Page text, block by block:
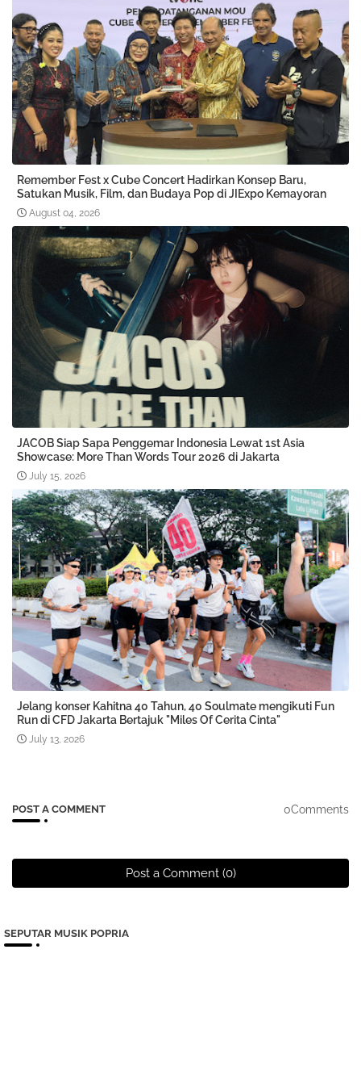
Remember Fest x Cube Concert Hadirkan Konsep Baru,
Satukan Musik, Film, dan Budaya Pop di JIExpo Kemayoran
August 04, 2026
JACOB Siap Sapa Penggemar Indonesia Lewat 1st Asia
Showcase: More Than Words Tour 2026 di Jakarta
July 15, 2026
Jelang konser Kahitna 40 Tahun, 40 Soulmate mengikuti Fun
Run di CFD Jakarta Bertajuk "Miles Of Cerita Cinta"
July 13, 2026
POST A COMMENT 0Comments
Post a Comment (0)
SEPUTAR MUSIK POPRIA